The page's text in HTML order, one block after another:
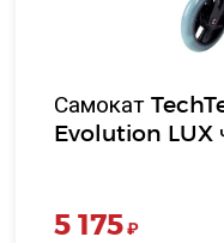
Самокат
Evolution LUX
5 175₽